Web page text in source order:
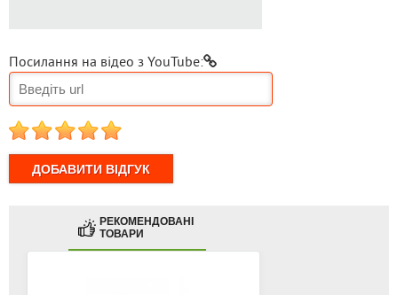
Посилання на відео з YouTube:
1 2 3 4 5
РЕКОМЕНДОВАНІ
ТОВАРИ